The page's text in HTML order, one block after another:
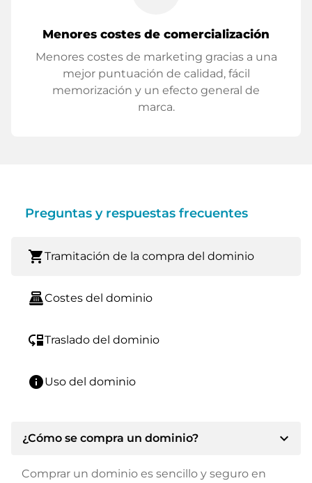
Menores costes de comercialización
Menores costes de marketing gracias a una
mejor puntuación de calidad, fácil
memorización y un efecto general de
marca.
Preguntas y respuestas frecuentes
shopping_cartTramitación de la compra del dominio
point_of_saleCostes del dominio
move_downTraslado del dominio
infoUso del dominio
¿Cómo se compra un dominio? expand_more
Comprar un dominio es sencillo y seguro en